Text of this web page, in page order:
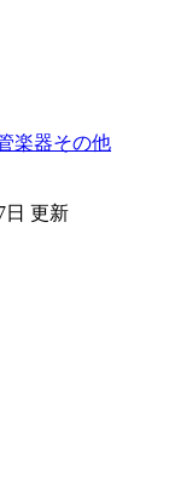
楽器その他
日 更新